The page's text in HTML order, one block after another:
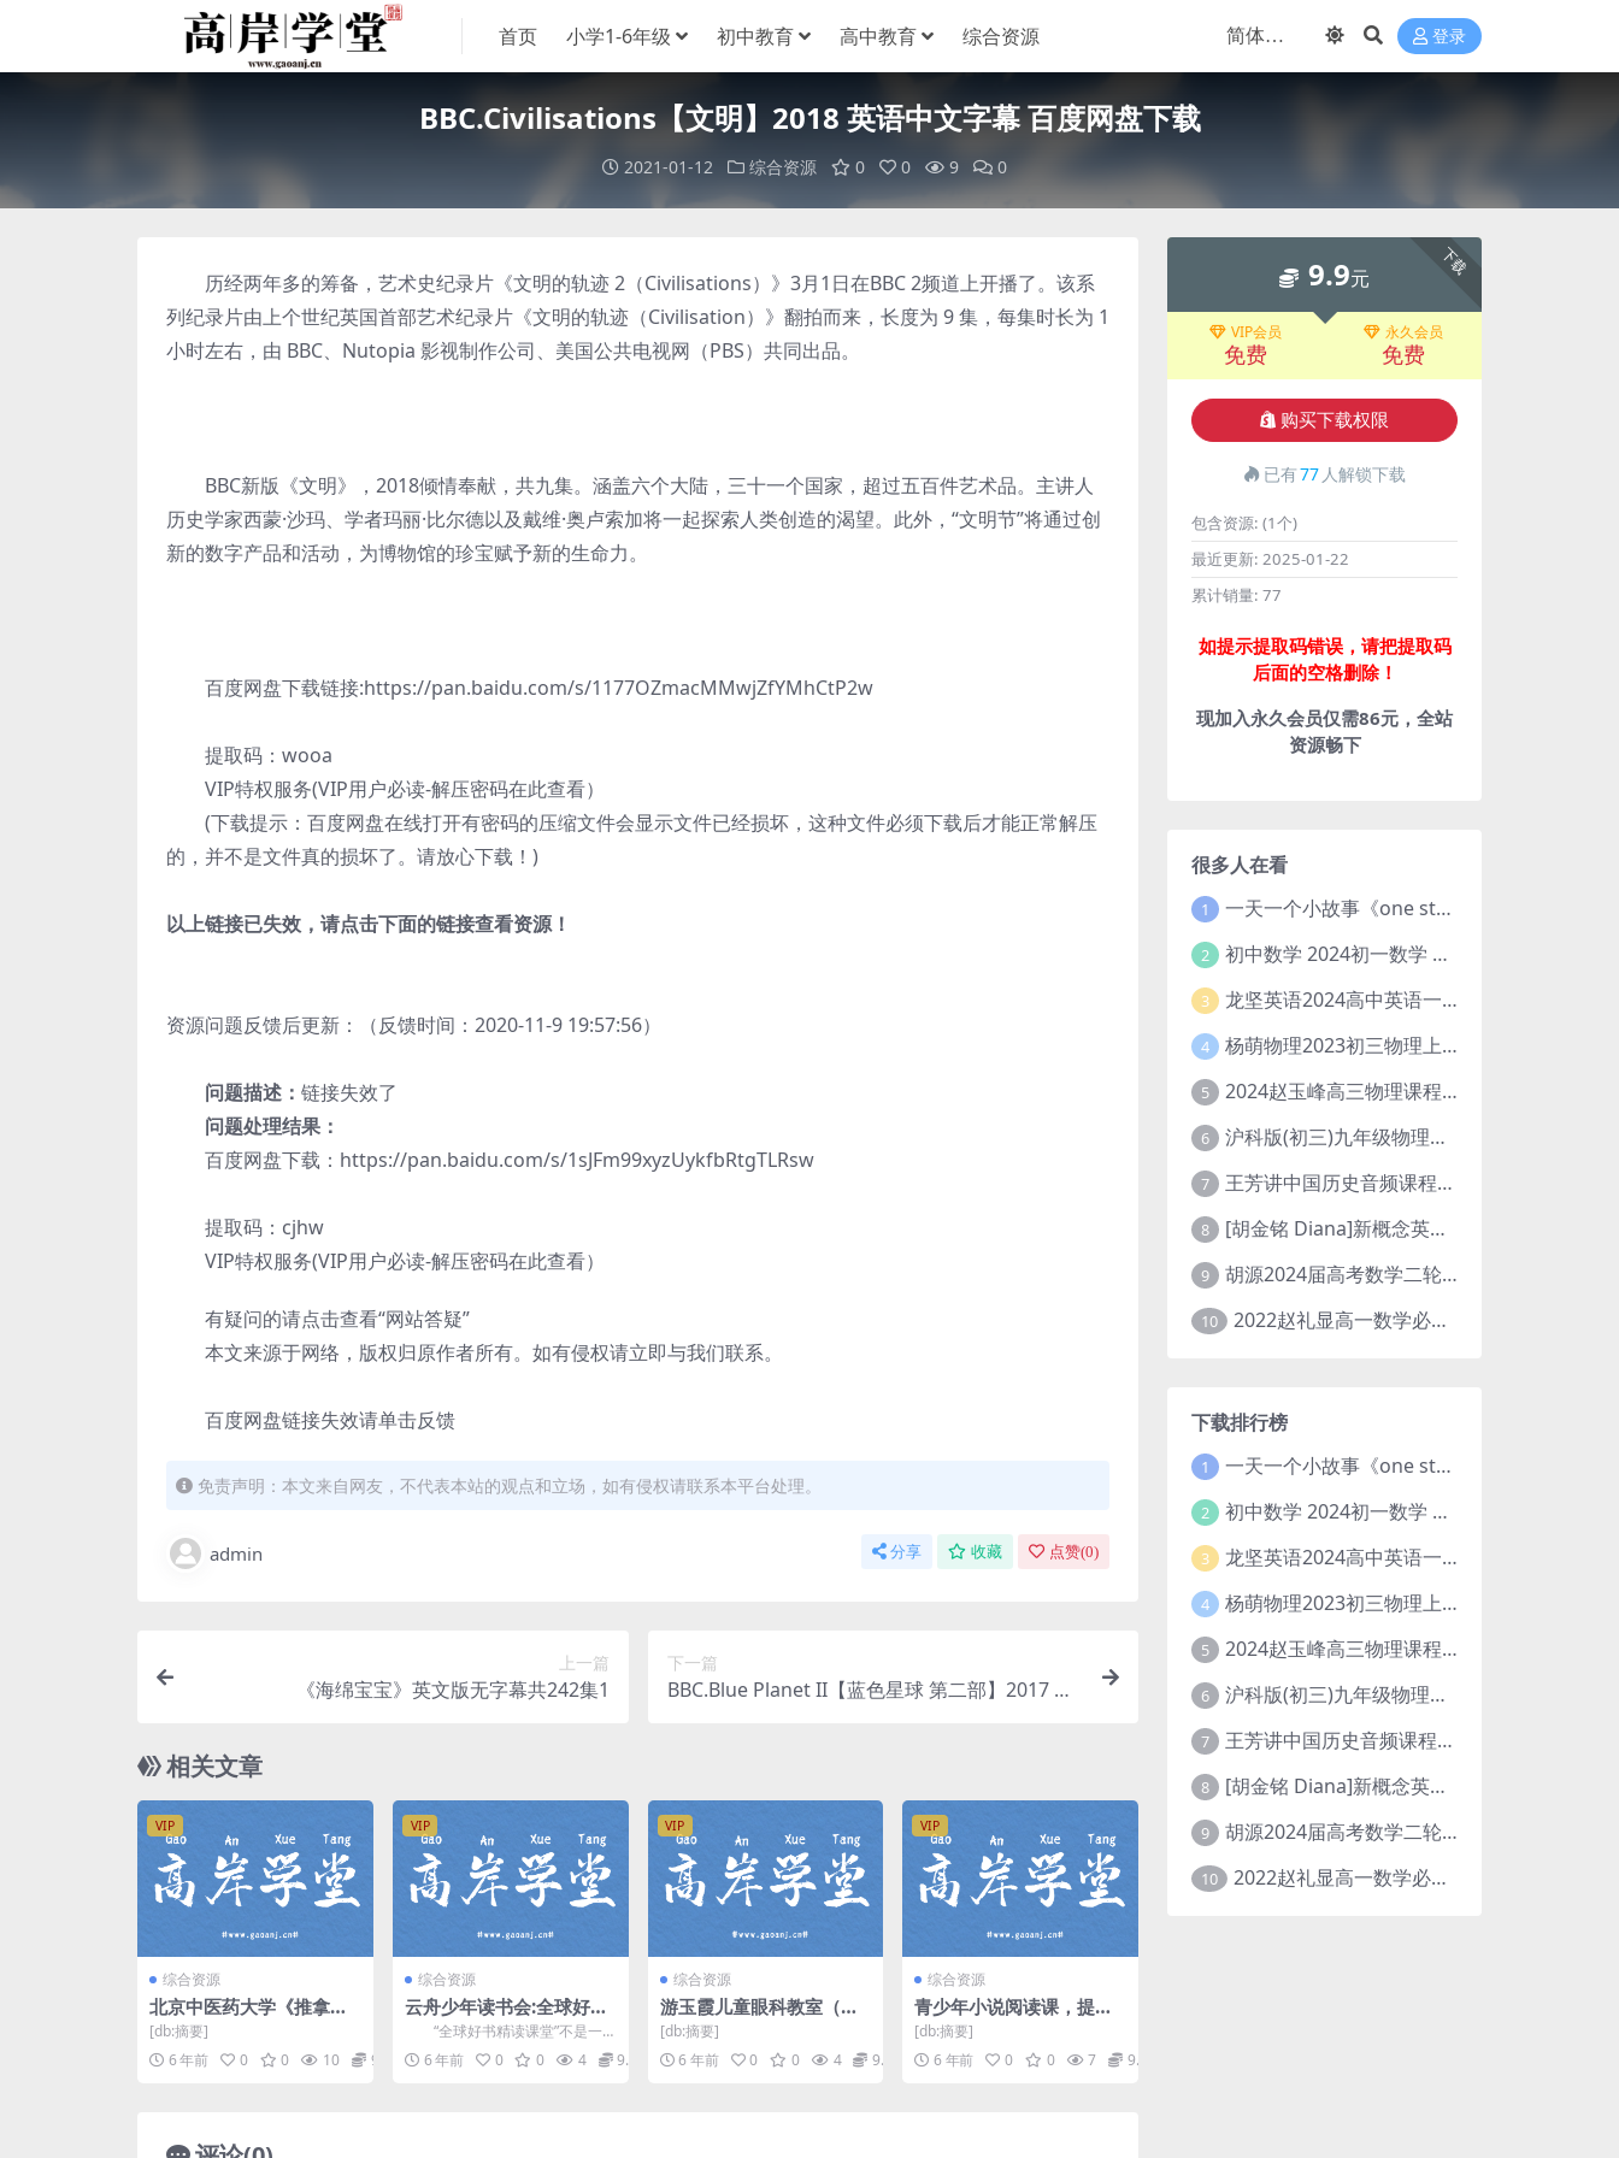
首页 小学1-6年级 初中教育 高中教育 综合资源 登录
BBC.Civilisations【文明】2018 英语中文字幕 百度网盘下载
2021-01-12 综合资源 0 0 9 0
历经两年多的筹备，艺术史纪录片《文明的轨迹 2（Civilisations）》3月1日在BBC 2频道上开播了。该系
列纪录片由上个世纪英国首部艺术纪录片《文明的轨迹（Civilisation）》翻拍而来，长度为 9 集，每集时长为 1
小时左右，由 BBC、Nutopia 影视制作公司、美国公共电视网（PBS）共同出品。
BBC新版《文明》，2018倾情奉献，共九集。涵盖六个大陆，三十一个国家，超过五百件艺术品。主讲人
历史学家西蒙·沙玛、学者玛丽·比尔德以及戴维·奥卢索加将一起探索人类创造的渴望。此外，“文明节”将通过创
新的数字产品和活动，为博物馆的珍宝赋予新的生命力。
百度网盘下载链接:https://pan.baidu.com/s/1177OZmacMMwjZfYMhCtP2w
提取码：wooa
VIP特权服务(VIP用户必读-解压密码在此查看）
(下载提示：百度网盘在线打开有密码的压缩文件会显示文件已经损坏，这种文件必须下载后才能正常解压
的，并不是文件真的损坏了。请放心下载！)
以上链接已失效，请点击下面的链接查看资源！
资源问题反馈后更新：（反馈时间：2020-11-9 19:57:56）
问题描述： 链接失效了
问题处理结果：
百度网盘下载：https://pan.baidu.com/s/1sJFm99xyzUykfbRtgTLRsw
提取码：cjhw
VIP特权服务(VIP用户必读-解压密码在此查看）
有疑问的请点击查看“网站答疑”
本文来源于网络，版权归原作者所有。如有侵权请立即与我们联系。
百度网盘链接失效请单击反馈
免责声明：本文来自网友，不代表本站的观点和立场，如有侵权请联系本平台处理。
admin 分享 收藏 点赞(0)
上一篇
《海绵宝宝》英文版无字幕共242集1
下一篇
BBC.Blue Planet II【蓝色星球 第二部】2017 百
相关文章
VIP
综合资源
北京中医药大学《推拿
学》视频教程 百度网盘
[db:摘要]
6 年前
0 0 10 9.9
VIP
综合资源
云舟少年读书会:全球好书
精读课堂 百度网盘
“全球好书精读课堂”不是一
个简单的音频节目，而是精选全
球好书，把最新鲜最前沿...
6 年前 0 0 4 9.9
VIP
综合资源
游玉霞儿童眼科教室（mp
3音频完结）百度网盘
[db:摘要]
6 年前
0 0 4 9.9
VIP
综合资源
青少年小说阅读课，提高
鉴赏能力 外滩教育（mp4
视频）百度网盘
[db:摘要]
6 年前
0 0 7 9.9
下载
9.9元
VIP会员
免费
永久会员
免费
购买下载权限
已有77 人解锁下载
包含资源: (1个)
最近更新: 2025-01-22
累计销量: 77
如提示提取码错误，请把提取码
后面的空格删除！
现加入永久会员仅需86元，全站
资源畅下
很多人在看
1 一天一个小故事《one story a day》初中版 百度网盘分享下载
2 初中数学 2024初一数学 朱韬数学 S班春季下 A+班春季下 百度云网盘
3 龙坚英语2024高中英语一轮系统班(全国卷+北京卷)
4 杨萌物理2023初三物理上秋季A+班(视频+讲义) 百度网盘分享
5 2024赵玉峰高三物理课程24年高考物理一轮复习网课教程
6 沪科版(初三)九年级物理全一册网课教学视频全集(录播版 杜春雨 66讲)
7 王芳讲中国历史音频课程全集(上下五千年)
8 [胡金铭 Diana]新概念英语第1册教学视频课程(全集 百度网盘下载)
9 胡源2024届高考数学二轮寒假春季精讲 百度网盘分享
10 2022赵礼显高一数学必修一课程视频资源(秋季班 含讲义)百度网盘云
下载排行榜
1 一天一个小故事《one story a day》初中版 百度网盘分享下载
2 初中数学 2024初一数学 朱韬数学 S班春季下 A+班春季下 百度云网盘
3 龙坚英语2024高中英语一轮系统班(全国卷+北京卷)
4 杨萌物理2023初三物理上秋季A+班(视频+讲义) 百度网盘分享
5 2024赵玉峰高三物理课程24年高考物理一轮复习网课教程
6 沪科版(初三)九年级物理全一册网课教学视频全集(录播版 杜春雨 66讲)
7 王芳讲中国历史音频课程全集(上下五千年)
8 [胡金铭 Diana]新概念英语第1册教学视频课程(全集 百度网盘下载)
9 胡源2024届高考数学二轮寒假春季精讲 百度网盘分享
10 2022赵礼显高一数学必修一课程视频资源(秋季班 含讲义)百度网盘云